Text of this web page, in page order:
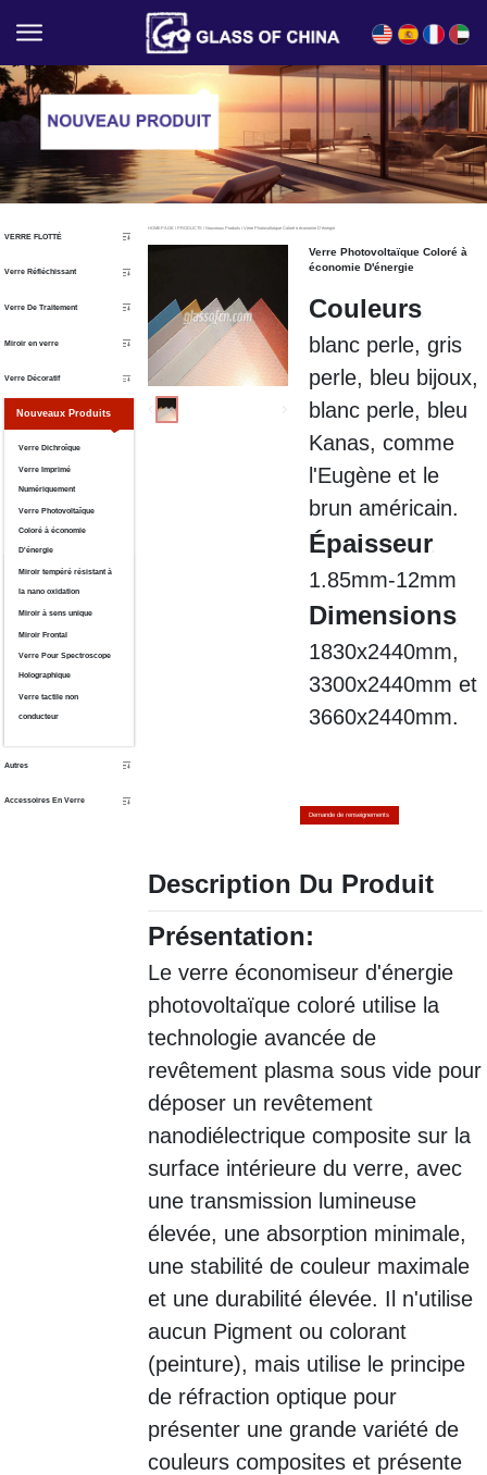
VERRE FLOTTÉ
Verre Réfléchissant
Verre De Traitement
Miroir en verre
Verre Décoratif
Nouveaux Produits
Verre Dichroïque
Verre Imprimé
Numériquement
Verre Photovoltaïque
Coloré à économie
D'énergie
Miroir tempéré résistant à
la nano oxidation
Miroir à sens unique
Miroir Frontal
Verre Pour Spectroscope
Holographique
Verre tactile non
conducteur
Autres
Accessoires En Verre
HOMEPAGE / PRODUCTS/ Nouveaux Produits/ Verre Photovoltaïque Coloré à économie D'énergie
Verre Photovoltaïque Coloré à
économie D'énergie
Couleurs:
blanc perle, gris
perle, bleu bijoux,
blanc perle, bleu
Kanas, comme
l'Eugène et le
brun américain.
Épaisseur:
1.85mm-12mm
Dimensions:
1830x2440mm,
3300x2440mm et
3660x2440mm.
Demande de renseignements
Description Du Produit
Présentation:
Le verre économiseur d'énergie
photovoltaïque coloré utilise la
technologie avancée de
revêtement plasma sous vide pour
déposer un revêtement
nanodiélectrique composite sur la
surface intérieure du verre, avec
une transmission lumineuse
élevée, une absorption minimale,
une stabilité de couleur maximale
et une durabilité élevée. Il n'utilise
aucun Pigment ou colorant
(peinture), mais utilise le principe
de réfraction optique pour
présenter une grande variété de
couleurs composites et présente